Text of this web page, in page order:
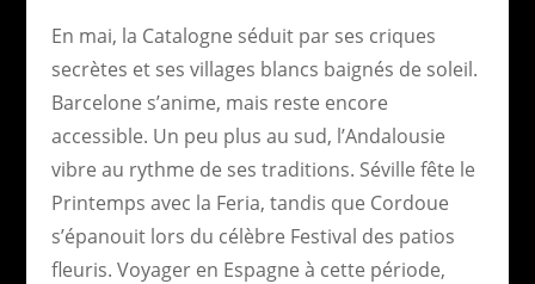
En mai, la Catalogne séduit par ses criques
secrètes et ses villages blancs baignés de soleil.
Barcelone s’anime, mais reste encore
accessible. Un peu plus au sud, l’Andalousie
vibre au rythme de ses traditions. Séville fête le
Printemps avec la Feria, tandis que Cordoue
s’épanouit lors du célèbre Festival des patios
fleuris. Voyager en Espagne à cette période,